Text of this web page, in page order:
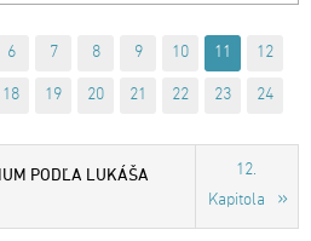
6 7 8 9 10 11 12
18 19 20 21 22 23 24
PODĽA LUKÁŠA
12.
Kapitola